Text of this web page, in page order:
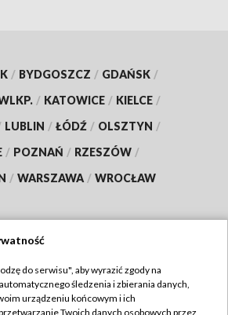
/ BYDGOSZCZ / GDAŃSK /
/ KATOWICE / KIELCE /
LUBLIN / ŁÓDŹ / OLSZTYN /
/ POZNAŃ / RZESZÓW /
/ WARSZAWA / WROCŁAW
TVP
do serwisu", aby wyrazić zgody na
śledzenia i zbierania danych,
urządzeniu końcowym i ich
Twoich danych osobowych przez